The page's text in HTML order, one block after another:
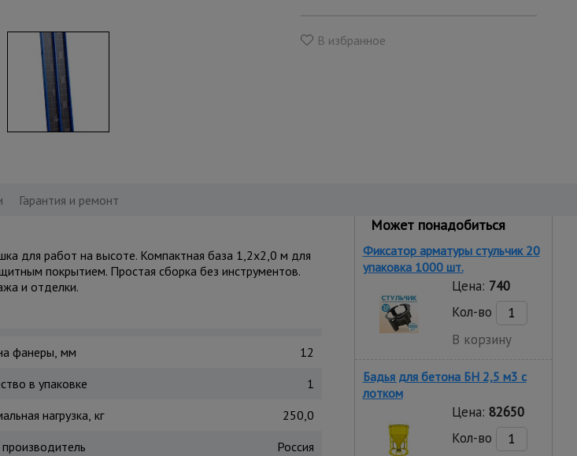
В избранное
Гарантия и ремонт
для работ на высоте. Компактная база 1,2x2,0 м для
покрытием. Простая сборка без инструментов.
и отделки.
фанеры, мм
12
в упаковке
1
нагрузка, кг
250,0
Россия
Может понадобиться
Фиксатор арматуры стульчик 20
упаковка 1000 шт.
Цена: 740
Кол-во
В корзину
Бадья для бетона БН 2,5 м3 с
лотком
Цена: 82650
Кол-во